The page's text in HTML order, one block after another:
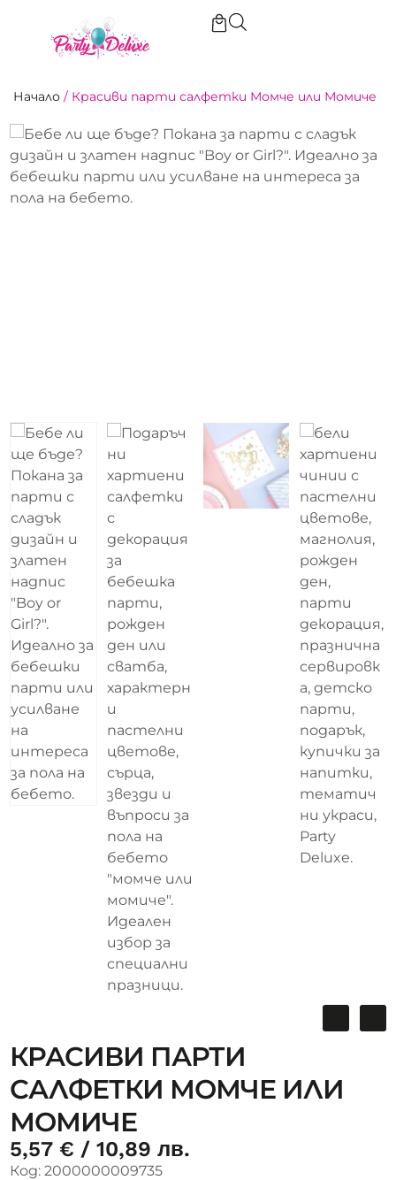
Начало / Красиви парти салфетки Момче или Момиче
КРАСИВИ ПАРТИ
САЛФЕТКИ МОМЧЕ ИЛИ
МОМИЧЕ
5,57 € / 10,89 лв.
Код: 2000000009735